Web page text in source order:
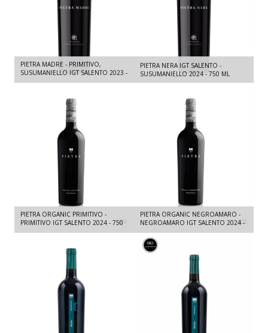
PIETRA MADRE - PRIMITIVO,
SUSUMANIELLO IGT SALENTO 2023 -
PIETRA NERA IGT SALENTO -
SUSUMANIELLO 2024 - 750 ML
PIETRA ORGANIC PRIMITIVO -
PRIMITIVO IGT SALENTO 2024 - 750
PIETRA ORGANIC NEGROAMARO -
NEGROAMARO IGT SALENTO 2024 -